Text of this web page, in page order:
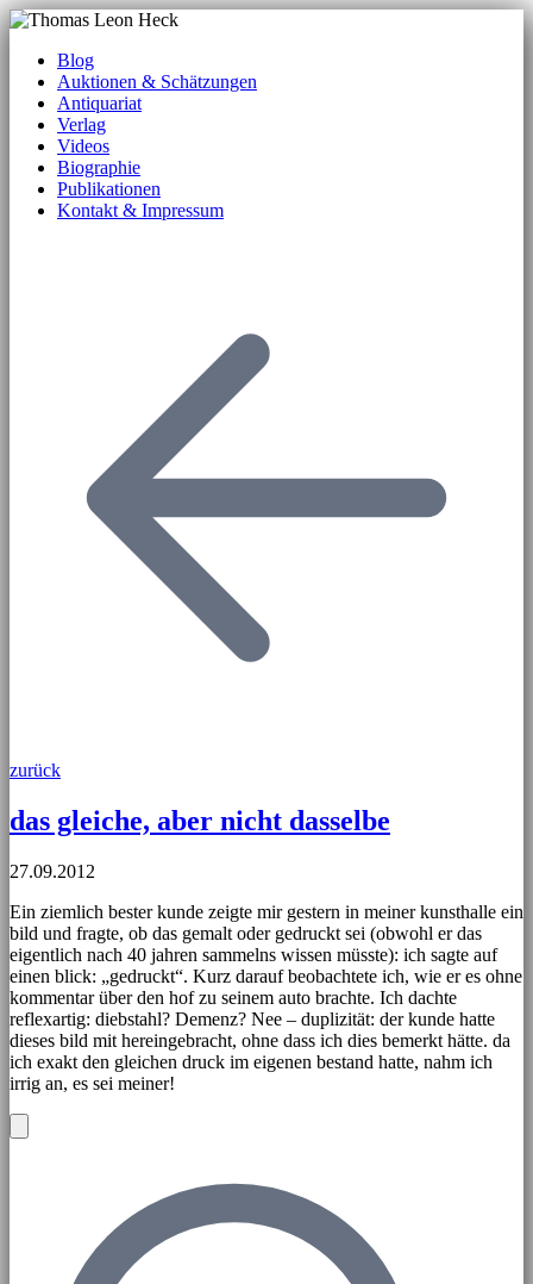
Blog
Auktionen & Schätzungen
Antiquariat
Verlag
Videos
Biographie
Publikationen
Kontakt & Impressum
zurück
das gleiche, aber nicht dasselbe
27.09.2012
Ein ziemlich bester kunde zeigte mir gestern in meiner kunsthalle ein
bild und fragte, ob das gemalt oder gedruckt sei (obwohl er das
eigentlich nach 40 jahren sammelns wissen müsste): ich sagte auf
einen blick: „gedruckt“. Kurz darauf beobachtete ich, wie er es ohne
kommentar über den hof zu seinem auto brachte. Ich dachte
reflexartig: diebstahl? Demenz? Nee – duplizität: der kunde hatte
dieses bild mit hereingebracht, ohne dass ich dies bemerkt hätte. da
ich exakt den gleichen druck im eigenen bestand hatte, nahm ich
irrig an, es sei meiner!